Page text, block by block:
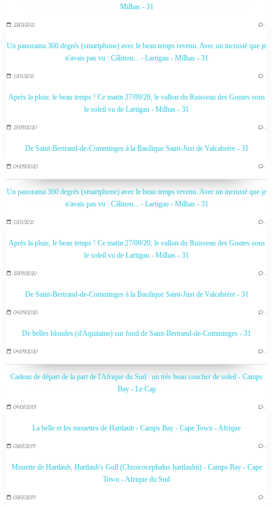
Milhas - 31
23/03/2021 …
Un panorama 360 degrés (smartphone) avec le beau temps revenu. Avec un incrusté que je
n'avais pas vu : Câlinou... - Lartigau - Milhas - 31
11/01/2021 …
Après la pluie, le beau temps ! Ce matin 27/09/20, le vallon du Ruisseau des Goutes sous
le soleil vu de Lartigau - Milhas - 31
27/09/2020 …
De Saint-Bertrand-de-Comminges à la Basilique Saint-Just de Valcabrère - 31
04/09/2020 …
Un panorama 360 degrés (smartphone) avec le beau temps revenu. Avec un incrusté que je
n'avais pas vu : Câlinou... - Lartigau - Milhas - 31
11/01/2021 …
Après la pluie, le beau temps ! Ce matin 27/09/20, le vallon du Ruisseau des Goutes sous
le soleil vu de Lartigau - Milhas - 31
27/09/2020 …
De Saint-Bertrand-de-Comminges à la Basilique Saint-Just de Valcabrère - 31
04/09/2020 …
De belles blondes (d'Aquitaine) sur fond de Saint-Bertrand-de-Comminges - 31
04/09/2020 …
Cadeau de départ de la part de l'Afrique du Sud : un très beau coucher de soleil - Camps
Bay - Le Cap
04/07/2019 …
La belle et les mouettes de Hartlaub - Camps Bay - Cape Town - Afrique
03/07/2019 …
Mouette de Hartlaub, Hartlaub's Gull (Chroicocephalus hartlaubii) - Camps Bay - Cape
Town - Afrique du Sud
03/07/2019 …